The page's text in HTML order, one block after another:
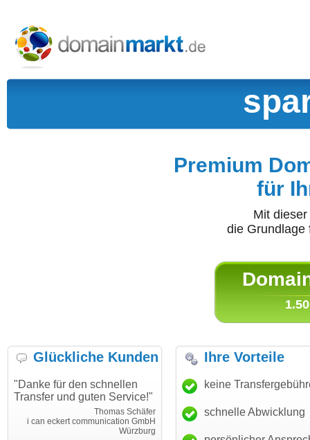
Premium
für
Mit
die
Glückliche Kunden
"Danke für den schnellen
Transfer und guten Service!"
Thomas Schäfer
i can eckert communication GmbH
Würzburg
"Ich bin dankbar, meine
Wunschdomain gefunden zu
haben. Die Domain passt für
mein Business und mich
hundertprozentig."
Ihre Vorteile
keine
schnelle Abwicklung